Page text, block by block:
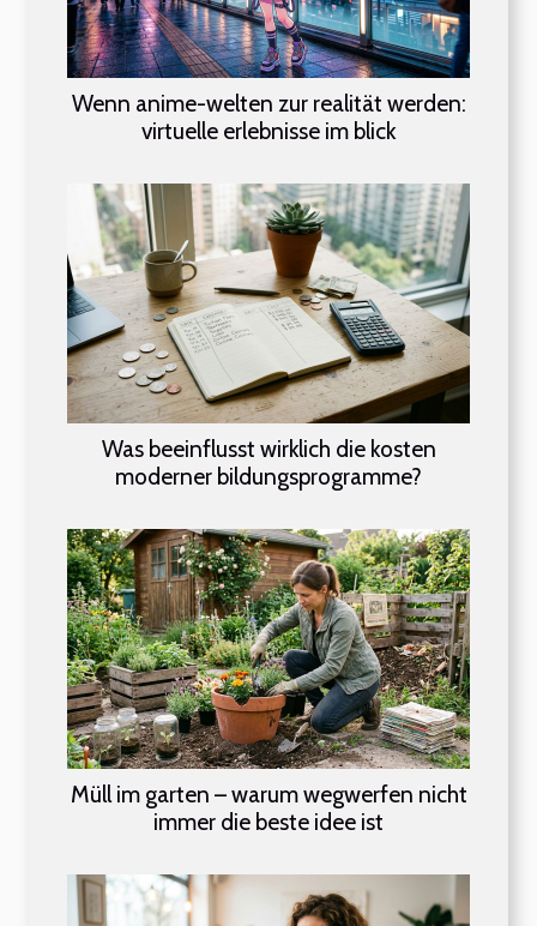
Wenn anime-welten zur realität werden:
virtuelle erlebnisse im blick
Was beeinflusst wirklich die kosten
moderner bildungsprogramme?
Müll im garten – warum wegwerfen nicht
immer die beste idee ist